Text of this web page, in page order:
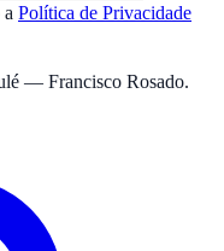
Política de Privacidade
— Francisco Rosado.